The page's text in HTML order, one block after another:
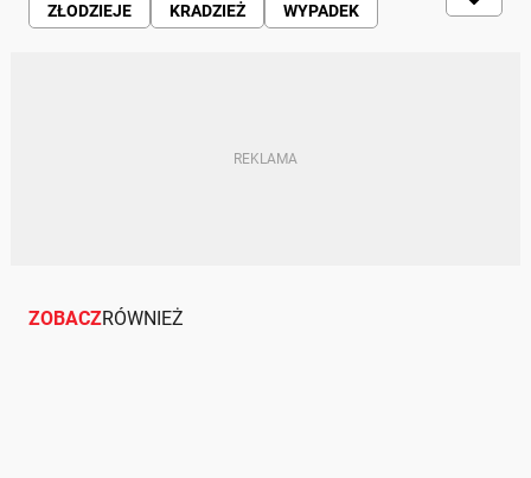
ZŁODZIEJE KRADZIEŻ
WYPADEK
ZOBACZRÓWNIEŻ